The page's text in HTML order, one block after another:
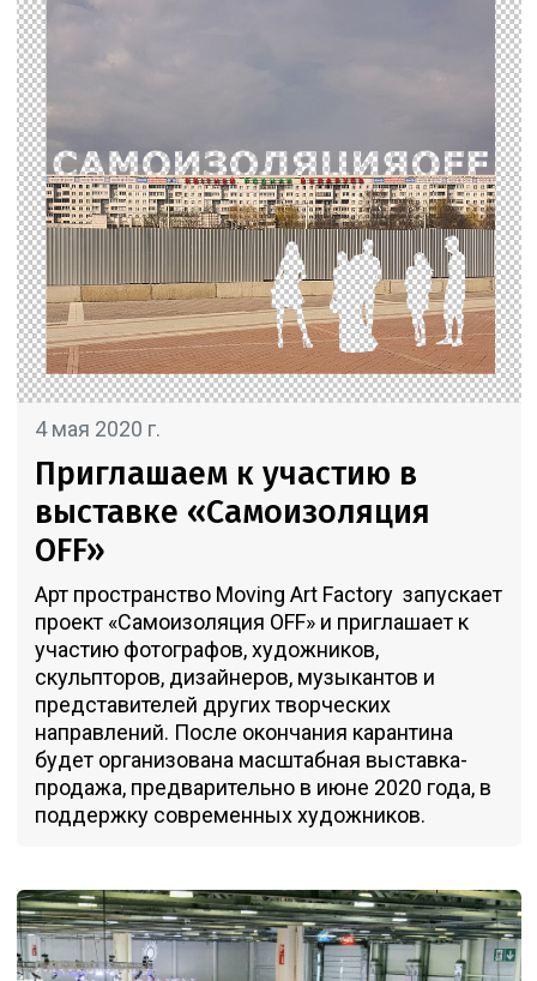
4 мая 2020 г.
Приглашаем к участию в
выставке «Самоизоляция
OFF»
Арт пространство Moving Art Factory запускает
проект «Самоизоляция OFF» и приглашает к
участию фотографов, художников,
скульпторов, дизайнеров, музыкантов и
представителей других творческих
направлений. После окончания карантина
будет организована масштабная выставка-
продажа, предварительно в июне 2020 года, в
поддержку современных художников.